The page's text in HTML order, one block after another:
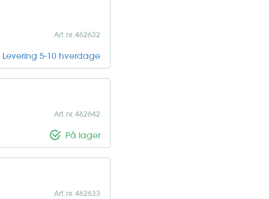
Art. nr. 462632
Levering 5-10 hverdage
Art. nr. 462642
På lager
Art. nr. 462633